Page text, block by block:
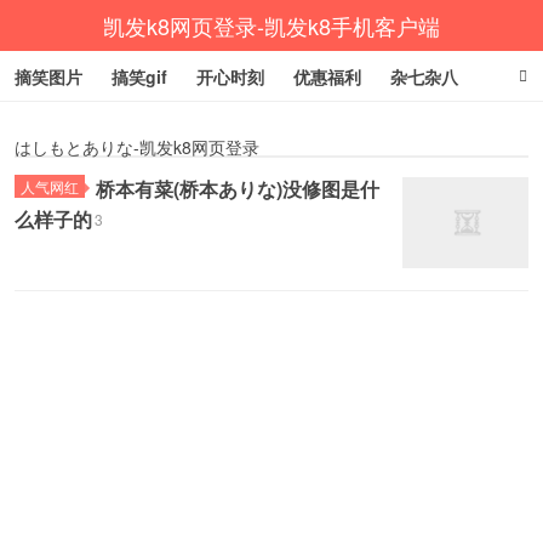
凯发k8网页登录-凯发k8手机客户端
摘笑图片 搞笑gif 开心时刻 优惠福利 杂七杂八
はしもとありな-凯发k8网页登录
人气网红
桥本有菜(桥本ありな)没修图是什
么样子的3